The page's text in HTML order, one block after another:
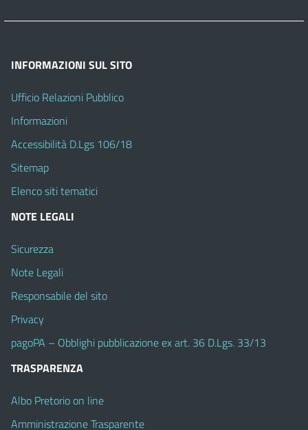
INFORMAZIONI SUL SITO
Ufficio Relazioni Pubblico
Informazioni
Accessibilità D.Lgs 106/18
Sitemap
Elenco siti tematici
NOTE LEGALI
Sicurezza
Note Legali
Responsabile del sito
Privacy
pagoPA – Obblighi pubblicazione ex art. 36 D.Lgs. 33/13
TRASPARENZA
Albo Pretorio on line
Amministrazione Trasparente